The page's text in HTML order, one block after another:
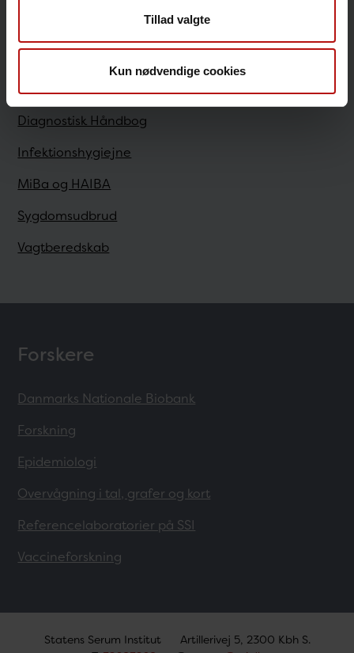
Tillad valgte
Kun nødvendige cookies
Sundhedsfaglige
Bestilling
Diagnostisk Håndbog
Infektionshygiejne
MiBa og HAIBA
Sygdomsudbrud
Vagtberedskab
Forskere
Danmarks Nationale Biobank
Forskning
Epidemiologi
Overvågning i tal, grafer og kort
Referencelaboratorier på SSI
Vaccineforskning
Statens Serum Institut
Artillerivej 5, 2300 Kbh S.